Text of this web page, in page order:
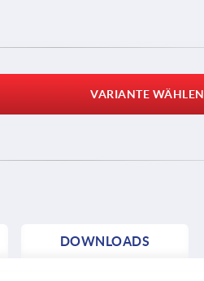
VARIANTE WÄHLEN
DOWNLOADS